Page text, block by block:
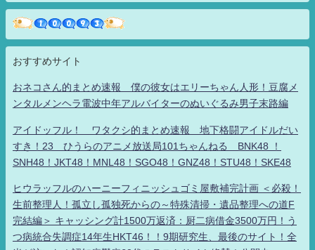
おすすめサイト
おネコさん的まとめ速報 僕の彼女はエリーちゃん人形！豆腐メ
ンタルメンヘラ電波中年アルバイターのぬいぐるみ男子末路編
アイドッフル！ ワタクシ的まとめ速報 地下格闘アイドルだい
すき！23 ひうらのアニメ放送局101ちゃんねる BNK48 ！
SNH48！JKT48！MNL48！SGO48！GNZ48！STU48！SKE48
ヒウラッフルのハーニーフィニッシュゴミ屋敷補完計画 ＜必殺！
生前整理人！孤立し孤独死からの～特殊清掃・遺品整理への道F
完結編＞ キャッシング計1500万返済：厨二病借金3500万円！う
つ病統合失調症14年生HKT46！！9期研究生、最後のサイト！全